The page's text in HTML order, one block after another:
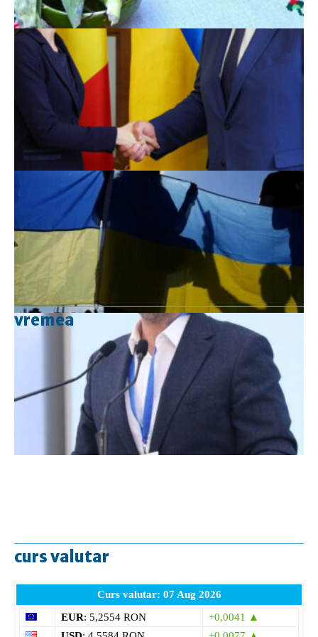
vremea
curs valutar
Curs valutar: 07 Aug 2026
EUR: 5,2554 RON
+0,0041 ▲